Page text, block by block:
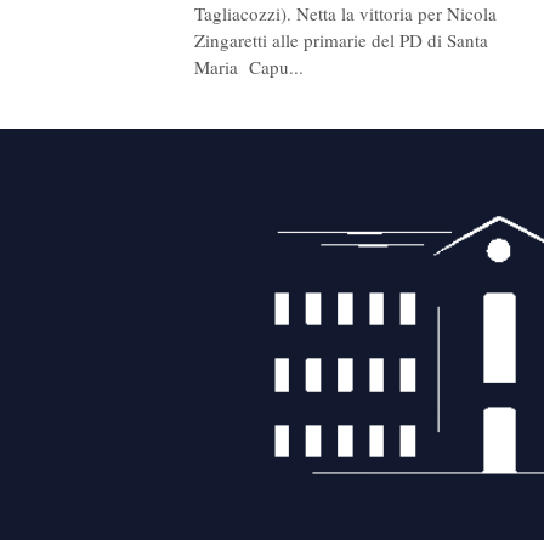
Tagliacozzi). Netta la vittoria per Nicola
Zingaretti alle primarie del PD di Santa
Maria Capu...